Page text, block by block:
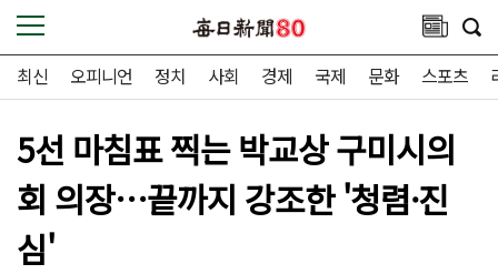
최신 오피니언 정치 사회 경제 국제 문화 스포츠
5선 마침표 찍는 박교상 구미시의
회 의장…끝까지 강조한 '청렴·진
심'